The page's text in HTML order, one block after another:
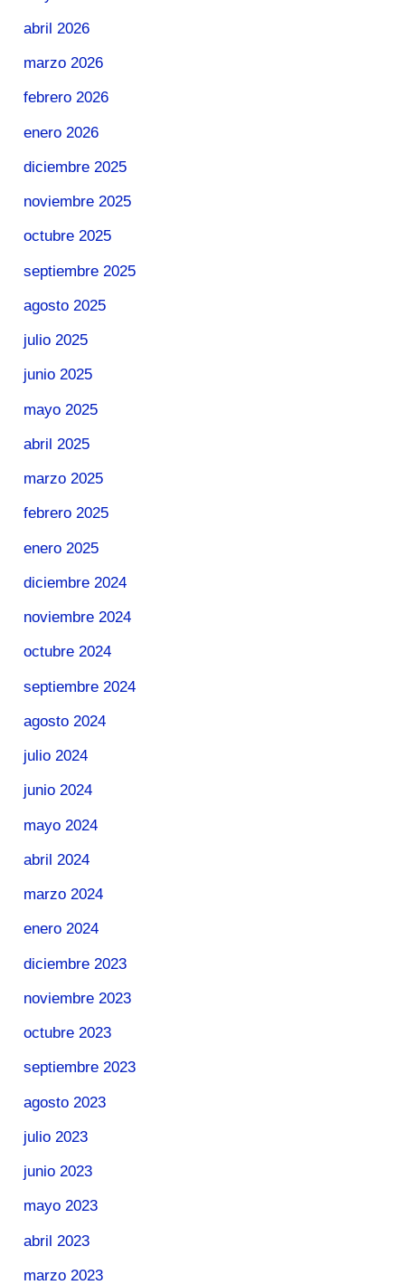
abril 2026
marzo 2026
febrero 2026
enero 2026
diciembre 2025
noviembre 2025
octubre 2025
septiembre 2025
agosto 2025
julio 2025
junio 2025
mayo 2025
abril 2025
marzo 2025
febrero 2025
enero 2025
diciembre 2024
noviembre 2024
octubre 2024
septiembre 2024
agosto 2024
julio 2024
junio 2024
mayo 2024
abril 2024
marzo 2024
enero 2024
diciembre 2023
noviembre 2023
octubre 2023
septiembre 2023
agosto 2023
julio 2023
junio 2023
mayo 2023
abril 2023
marzo 2023